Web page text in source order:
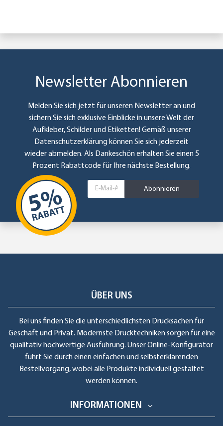
Newsletter Abonnieren
Melden Sie sich jetzt für unseren Newsletter an und
sichern Sie sich exklusive Einblicke in unsere Welt der
Aufkleber, Schilder und Etiketten! Gemäß unserer
Datenschutzerklärungkönnen Sie sich jederzeit
wieder abmelden. Als Dankeschön erhalten Sie einen 5
Prozent Rabattcode für Ihre nächste Bestellung.
Abonnieren
ÜBER UNS
Bei uns finden Sie die unterschiedlichsten Drucksachen für
Geschäft und Privat. Modernste Drucktechniken sorgen für eine
qualitativ hochwertige Ausführung. Unser Online-Konfigurator
führt Sie durch einen einfachen und selbsterklärenden
Bestellvorgang, wobei alle Produkte individuell gestaltet
werden können.
INFORMATIONEN